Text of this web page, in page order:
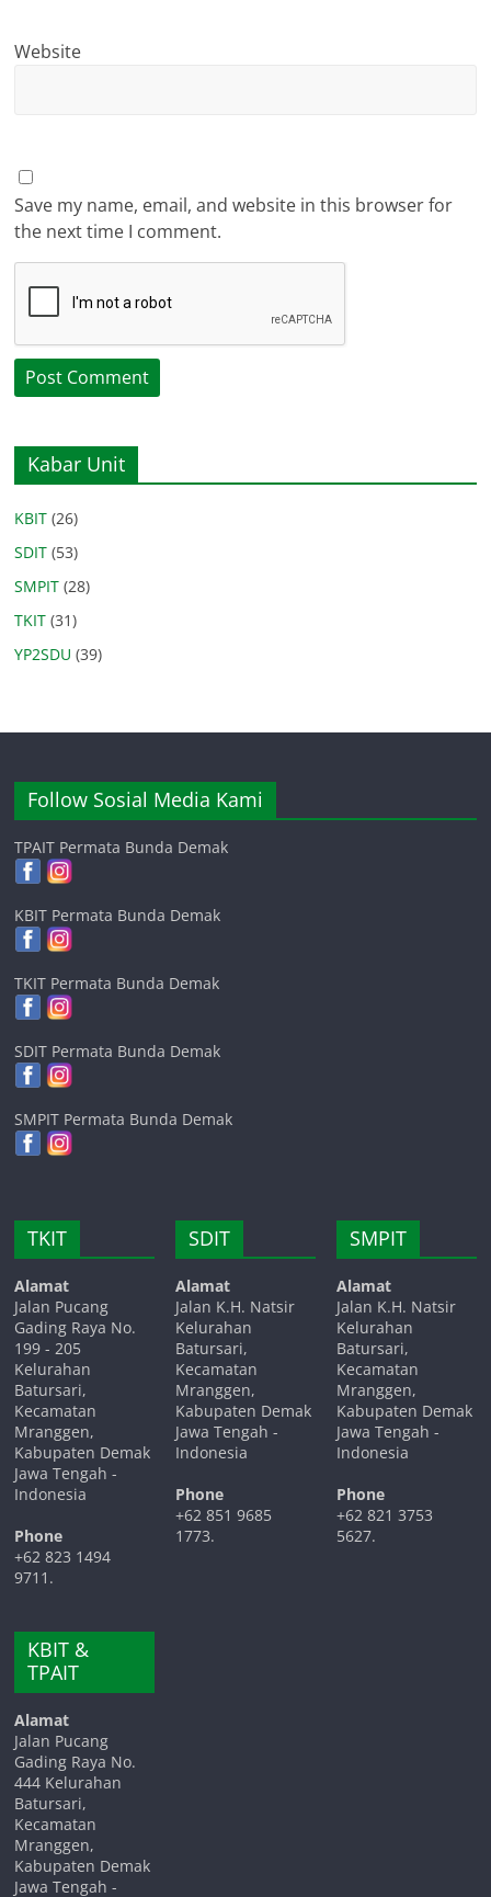
Website
Save my name, email, and website in this browser for
the next time I comment.
Kabar Unit
KBIT (26)
SDIT (53)
SMPIT (28)
TKIT (31)
YP2SDU (39)
Follow Sosial Media Kami
TPAIT Permata Bunda Demak
KBIT Permata Bunda Demak
TKIT Permata Bunda Demak
SDIT Permata Bunda Demak
SMPIT Permata Bunda Demak
TKIT
Alamat
Jalan Pucang
Gading Raya No.
199 - 205
Kelurahan
Batursari,
Kecamatan
Mranggen,
Kabupaten Demak
Jawa Tengah -
Indonesia
Phone
+62 823 1494
9711.
KBIT &
TPAIT
Alamat
Jalan Pucang
Gading Raya No.
444 Kelurahan
Batursari,
Kecamatan
Mranggen,
Kabupaten Demak
Jawa Tengah -
SDIT
Alamat
Jalan K.H. Natsir
Kelurahan
Batursari,
Kecamatan
Mranggen,
Kabupaten Demak
Jawa Tengah -
Indonesia
Phone
+62 851 9685
1773.
SMPIT
Alamat
Jalan K.H. Natsir
Kelurahan
Batursari,
Kecamatan
Mranggen,
Kabupaten Demak
Jawa Tengah -
Indonesia
Phone
+62 821 3753
5627.